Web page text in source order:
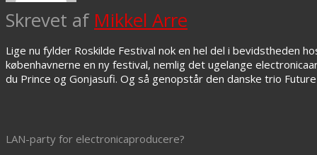
Skrevet af Mikkel Arre
Lige nu fylder Roskilde Festival nok en hel del i bevidstheden
københavnerne en ny festival, nemlig det ugelange
du Prince og Gonjasufi. Og så genopstår den danske trio
LAN-party for electronicaproducere?